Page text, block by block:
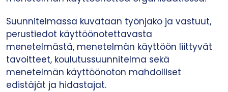
Suunnitelmassa kuvataan työnjako ja vastuut,
perustiedot käyttöönotettavasta
menetelmästä, menetelmän käyttöön liittyvät
tavoitteet, koulutussuunnitelma sekä
menetelmän käyttöönoton mahdolliset
edistäjät ja hidastajat.